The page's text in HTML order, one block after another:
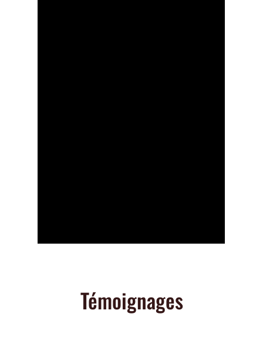
Témoignages